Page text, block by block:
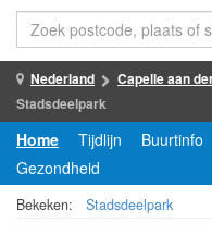
Nederland Capelle aan
Stadsdeelpark
Home Tijdlijn Buurtinfo
Gezondheid
Bekeken: Stadsdeelpark